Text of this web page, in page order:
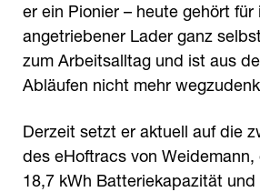
er ein Pionier – heute gehört
angetriebener Lader ganz
zum Arbeitsalltag und ist aus
Abläufen nicht mehr
Derzeit setzt er aktuell auf die
des eHoftracs von
18,7 kWh Batteriekapazität